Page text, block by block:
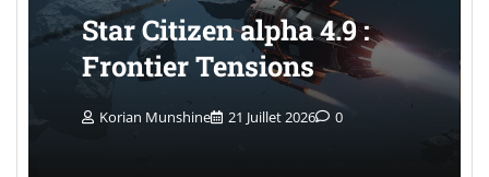
Star Citizen alpha 4.9 :
Frontier Tensions
Korian Munshine 21 Juillet 2026 0